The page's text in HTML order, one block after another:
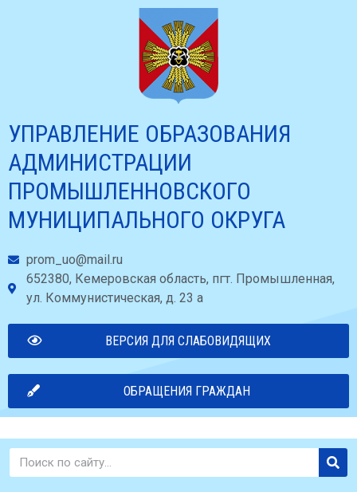
УПРАВЛЕНИЕ ОБРАЗОВАНИЯ
АДМИНИСТРАЦИИ
ПРОМЫШЛЕННОВСКОГО
МУНИЦИПАЛЬНОГО ОКРУГА
prom_uo@mail.ru
652380, Кемеровская область, пгт. Промышленная,
ул. Коммунистическая, д. 23 а
ВЕРСИЯ ДЛЯ СЛАБОВИДЯЩИХ
ОБРАЩЕНИЯ ГРАЖДАН